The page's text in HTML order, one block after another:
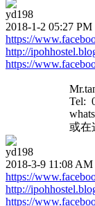
yd198
2018-1-2 05:27 PM
https://
http://
https://
Tel: 011-
或在这
yd198
2018-3-9 11:08 AM
https://
http://
https://